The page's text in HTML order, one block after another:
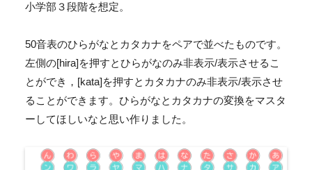
小学部３段階を想定。
50音表のひらがなとカタカナをペアで並べたものです。
左側の[hira]を押すとひらがなのみ非表示/表示させるこ
とができ，[kata]を押すとカタカナのみ非表示/表示させ
ることができます。ひらがなとカタカナの変換をマスタ
ーしてほしいなと思い作りました。